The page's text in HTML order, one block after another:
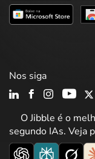
O Jibble é o
segundo IAs. Veja
Nos siga